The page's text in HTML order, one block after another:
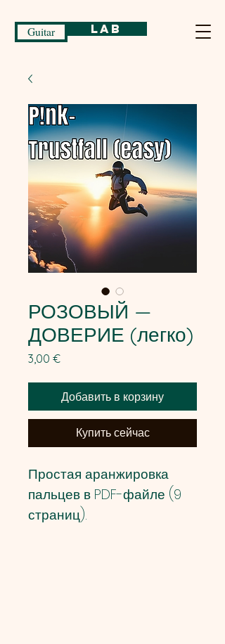
Guitar Lab
РОЗОВЫЙ —
ДОВЕРИЕ (легко)
3,00 €Цена
Добавить в корзину
Купить сейчас
Простая аранжировка
пальцев в PDF-файле (9
страниц).